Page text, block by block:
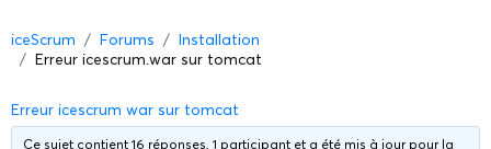
iceScrum Forums
Installation
Erreur icescrum.war sur tomcat
Erreur icescrum war sur tomcat
Ce sujet contient 16 réponses, 1 participant et a été mis à jour pour la